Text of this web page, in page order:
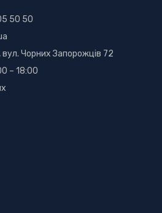
50 50
Чорних Запорожців 72
– 18:00